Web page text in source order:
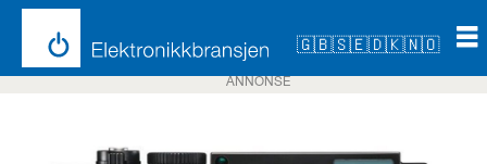
🇬🇧🇸🇪🇩🇰🇳🇴
ANNONSE